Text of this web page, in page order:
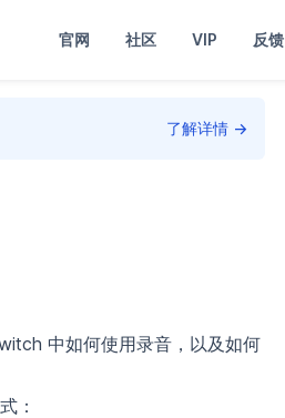
官网 社区 VIP 反馈
了解详情 →
中如何使用录音，以及如何
：